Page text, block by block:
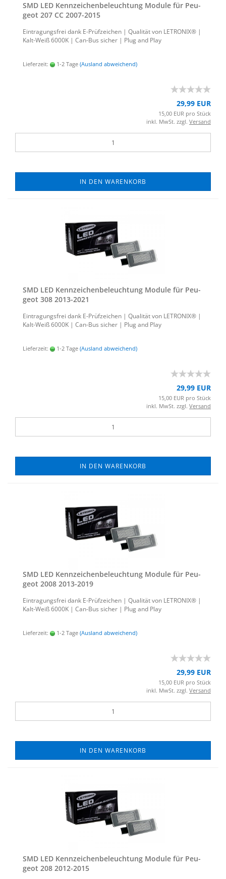
SMD LED Kenn­zei­chen­be­leuch­tung Mo­du­le für Peu­
geot 207 CC 2007-​2015
Ein­tra­gungs­frei dank E-​Prüfzeichen | Qua­li­tät von LE­TRO­NIX® |
Kalt-​Weiß 6000K | Can-​Bus si­cher | Plug and Play
Lieferzeit: 1-2 Tage (Ausland abweichend)
29,99 EUR
15,00 EUR pro Stück
inkl. MwSt. zzgl. Versand
IN DEN WARENKORB
SMD LED Kenn­zei­chen­be­leuch­tung Mo­du­le für Peu­
geot 308 2013-​2021
Ein­tra­gungs­frei dank E-​Prüfzeichen | Qua­li­tät von LE­TRO­NIX® |
Kalt-​Weiß 6000K | Can-​Bus si­cher | Plug and Play
Lieferzeit: 1-2 Tage (Ausland abweichend)
29,99 EUR
15,00 EUR pro Stück
inkl. MwSt. zzgl. Versand
IN DEN WARENKORB
SMD LED Kenn­zei­chen­be­leuch­tung Mo­du­le für Peu­
geot 2008 2013-​2019
Ein­tra­gungs­frei dank E-​Prüfzeichen | Qua­li­tät von LE­TRO­NIX® |
Kalt-​Weiß 6000K | Can-​Bus si­cher | Plug and Play
Lieferzeit: 1-2 Tage (Ausland abweichend)
29,99 EUR
15,00 EUR pro Stück
inkl. MwSt. zzgl. Versand
IN DEN WARENKORB
SMD LED Kenn­zei­chen­be­leuch­tung Mo­du­le für Peu­
geot 208 2012-​2015